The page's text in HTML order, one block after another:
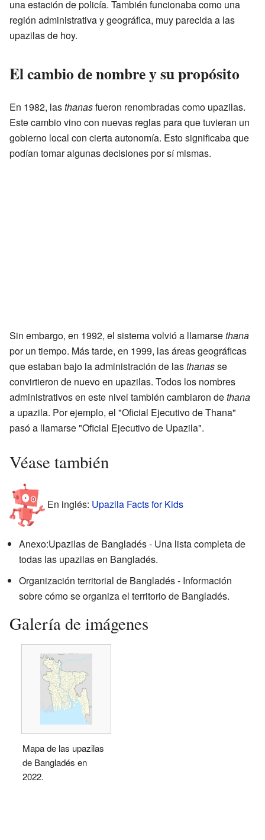
una estación de policía. También funcionaba como una
región administrativa y geográfica, muy parecida a las
upazilas de hoy.
El cambio de nombre y su propósito
En 1982, lasthanasfueron renombradas como upazilas.
Este cambio vino con nuevas reglas para que tuvieran un
gobierno local con cierta autonomía. Esto significaba que
podían tomar algunas decisiones por sí mismas.
Sin embargo, en 1992, el sistema volvió a llamarsethana
por un tiempo. Más tarde, en 1999, las áreas geográficas
que estaban bajo la administración de lasthanasse
convirtieron de nuevo en upazilas. Todos los nombres
administrativos en este nivel también cambiaron dethana
a upazila. Por ejemplo, el "Oficial Ejecutivo de Thana"
pasó a llamarse "Oficial Ejecutivo de Upazila".
Véase también
En inglés: Upazila Facts for Kids
Anexo:Upazilas de Bangladés - Una lista completa de
todas las upazilas en Bangladés.
Organización territorial de Bangladés - Información
sobre cómo se organiza el territorio de Bangladés.
Galería de imágenes
Mapa de las upazilas
de Bangladés en
2022.